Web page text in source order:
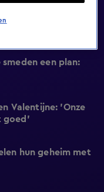
een plan:
Valentijne: 'Onze
goed'
hun geheim met